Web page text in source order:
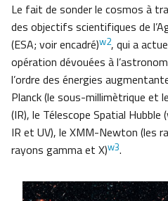
Le fait de sonder le cosmos à
des objectifs scientifiques de
(ESA; voir encadré)w2, qui a
opération dévouées à
l’ordre des énergies
Planck (le sous-millimètrique et
(IR), le Télescope Spatial
IR et UV), le XMM-Newton (les
rayons gamma et X)w3.